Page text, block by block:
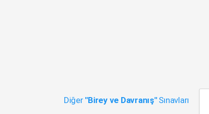
Diğer "Birey ve Davranış"Sınavları